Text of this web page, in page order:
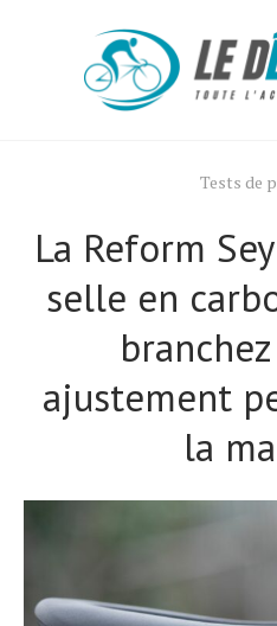
Tests de
La Reform
selle en
ajustement
la